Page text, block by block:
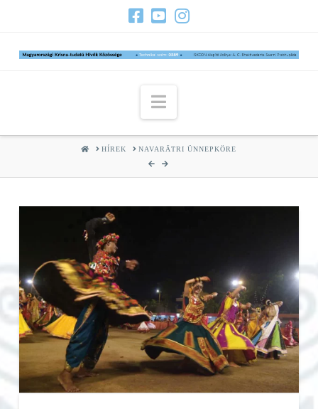
Navigation
HOMEHÍREK NAVARĀTRI ÜNNEPKÖRE